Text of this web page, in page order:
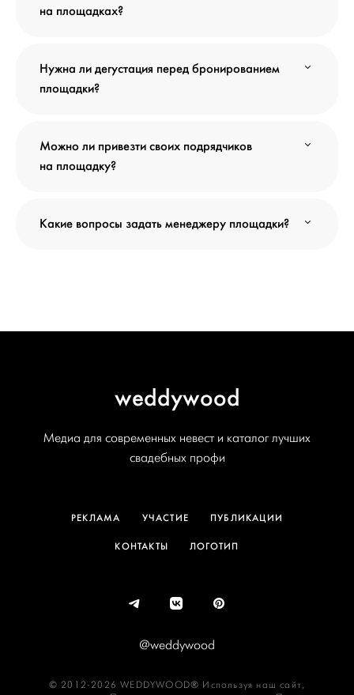
на площадках?
Нужна ли дегустация перед бронированием
площадки?
Можно ли привезти своих подрядчиков
на площадку?
Какие вопросы задать менеджеру площадки?
weddywood
Медиа для современных невест и каталог лучших
свадебных профи
РЕКЛАМА УЧАСТИЕ ПУБЛИКАЦИИ
КОНТАКТЫ ЛОГОТИП
@weddywood
© 2012-2026 WEDDYWOOD® Используя наш сайт,